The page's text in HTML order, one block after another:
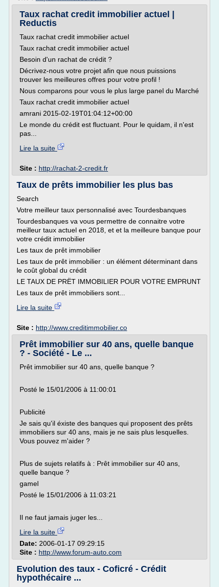
Taux rachat credit immobilier actuel |
Reductis
Taux rachat credit immobilier actuel
Taux rachat credit immobilier actuel
Besoin d'un rachat de crédit ?
Décrivez-nous votre projet afin que nous puissions
trouver les meilleures offres pour votre profil !
Nous comparons pour vous le plus large panel du Marché
Taux rachat credit immobilier actuel
amrani 2015-02-19T01:04:12+00:00
Le monde du crédit est fluctuant. Pour le quidam, il n'est
pas...
Lire la suite
Site : http://rachat-2-credit.fr
Taux de prêts immobilier les plus bas
Search
Votre meilleur taux personnalisé avec Tourdesbanques
Tourdesbanques va vous permettre de connaitre votre
meilleur taux actuel en 2018, et et la meilleure banque pour
votre crédit immobilier
Les taux de prêt immobilier
Les taux de prêt immobilier : un élément déterminant dans
le coût global du crédit
LE TAUX DE PRËT IMMOBILIER POUR VOTRE EMPRUNT
Les taux de prêt immobiliers sont...
Lire la suite
Site : http://www.creditimmobilier.co
Prêt immobilier sur 40 ans, quelle banque
? - Société - Le ...
Prêt immobilier sur 40 ans, quelle banque ?
Posté le 15/01/2006 à 11:00:01
Publicité
Je sais qu'il éxiste des banques qui proposent des prêts
immobiliers sur 40 ans, mais je ne sais plus lesquelles.
Vous pouvez m'aider ?
Plus de sujets relatifs à : Prêt immobilier sur 40 ans,
quelle banque ?
gamel
Posté le 15/01/2006 à 11:03:21
Il ne faut jamais juger les...
Lire la suite
Date: 2006-01-17 09:29:15
Site : http://www.forum-auto.com
Evolution des taux - Coficré - Crédit
hypothécaire ...